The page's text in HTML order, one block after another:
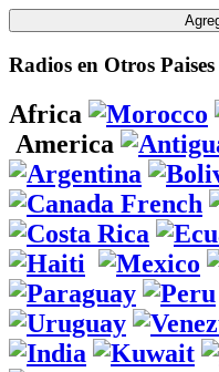
Radios en Otros Paises
Africa
America